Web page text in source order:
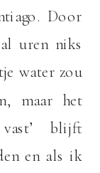
Door
uren niks
water zou
maar het
blijft
en als ik